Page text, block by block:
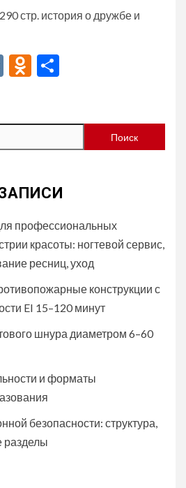
стр. история о дружбе и
VK Odnoklassniki
Поиск
профессиональных
красоты: ногтевой сервис,
ресниц, уход
конструкции с
EI 15–120 минут
шнура диаметром 6–60
и форматы
безопасности: структура,
разделы